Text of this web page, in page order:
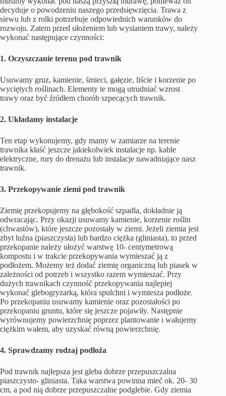
decyduje o powodzeniu naszego przedsięwzięcia. Trawa z
siewu lub z rolki potrzebuje odpowiednich warunków do
rozwoju. Zatem przed ułożeniem lub wysianiem trawy, należy
wykonać następujące czynności:
1. Oczyszczanie terenu pod trawnik
Usuwamy gruz, kamienie, śmieci, gałęzie, liście i korzenie po
wyciętych roślinach. Elementy te mogą utrudniać wzrost
trawy oraz być źródłem chorób szpecących trawnik.
2. Układamy instalacje
Ten etap wykonujemy, gdy mamy w zamiarze na terenie
trawnika kłaść jeszcze jakiekolwiek instalacje np. kable
elektryczne, rury do drenażu lub instalacje nawadniające nasz
trawnik.
3. Przekopywanie ziemi pod trawnik
Ziemię przekopujemy na głębokość szpadla, dokładnie ją
odwracając. Przy okazji usuwamy kamienie, korzenie roślin
(chwastów), które jeszcze pozostały w ziemi. Jeżeli ziemia jest
zbyt luźna (piaszczysta) lub bardzo ciężka (gliniasta), to przed
przekopanie należy ułożyć warstwę 10- centymetrową
kompostu i w trakcie przekopywania wymieszać ją z
podłożem. Możemy też dodać ziemię organiczną lub piasek w
zależności od potrzeb i wszystko razem wymieszać. Przy
dużych trawnikach czynność przekopywania najlepiej
wykonać glebogryzarką, która spulchni i wymiesza podłoże.
Po przekopaniu usuwamy kamienie oraz pozostałości po
przekopaniu gruntu, które się jeszcze pojawiły. Następnie
wyrównujemy powierzchnię poprzez plantowanie i wałujemy
ciężkim wałem, aby uzyskać równą powierzchnię.
4. Sprawdzamy rodzaj podłoża
Pod trawnik najlepsza jest gleba dobrze przepuszczalna
piaszczysto- gliniasta. Taka warstwa powinna mieć ok. 20- 30
cm, a pod nią dobrze przepuszczalne podglebie. Gdy ziemia